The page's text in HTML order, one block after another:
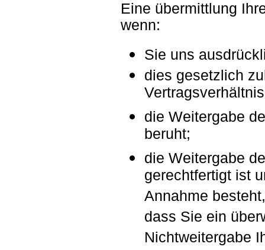
Eine übermittlung
wenn:
Sie uns
dies gesetzlich
die Weitergabe
beruht;
die Weitergabe
gerechtfertigt ist
Annahme besteht,
dass Sie ein
Nichtweitergabe